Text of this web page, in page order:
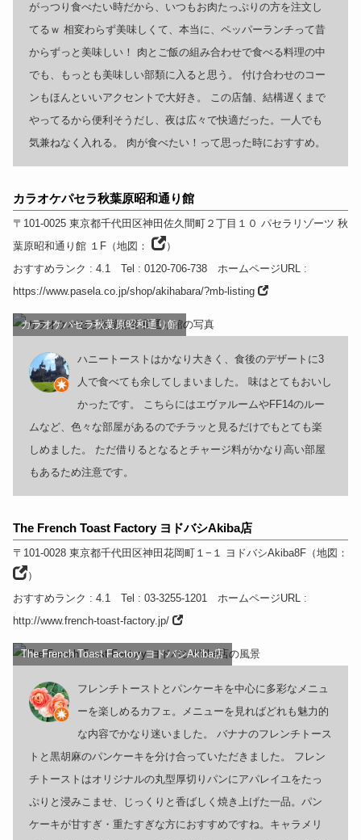
がっつり食べたい時だから、いつもお肉たっぷりの方を注文し
てるｗ 相変わらず美味しくて、本当に、ペッパーランチって昔
からずっと美味しい！ 肉とご飯の組み合わせで食べる料理の中
でも、もっとも美味しい部類に入ると思う。 付け合わせのコー
ンもほんといいアクセントで大好き。 この店舗、結構遅くまで
やってるから便利そうだし、夜は広々で快適だった。一人でも
気兼ねなく入れる。 肉が食べたい！って思った時におすすめ。
カラオケパセラ秋葉原昭和通り館
〒101-0025 東京都千代田区神田佐久間町２丁目１０ パセラリゾーツ 秋
葉原昭和通り館 １F（地図：
）
おすすめランク : 4.1 Tel : 0120-706-738 ホームページURL:
https://www.pasela.co.jp/shop/akihabara/?mb-listing
カラオケパセラ秋葉原昭和通り館
ハニートーストはかなり大きく、食後のデザートに3
人で食べても余してしまいました。 味はとてもおいし
かったです。 こちらにはエヴァルームやFF14のルー
ムなど、色々な部屋があるのでチラッと見るだけでもとても楽
しめました。 ただ借りるとなるとチャージ料がかなり高い部屋
もあるため注意です。
The French Toast Factory ヨドバシAkiba店
〒101-0028 東京都千代田区神田花岡町１−１ ヨドバシAkiba8F（地図：
）
おすすめランク : 4.1 Tel : 03-3255-1201 ホームページURL:
http://www.french-toast-factory.jp/
The French Toast Factory ヨドバシAkiba店
フレンチトーストとパンケーキを中心に多彩なメニュ
ーを楽しめるカフェ。メニューを見ればどれも魅力的
な内容でかなり迷いました。 バナナのフレンチトース
トと黒胡麻のパンケーキを分け合っていただきました。 フレン
チトーストはオリジナルの丸型厚切りパンにアパレイユをたっ
ぷりと浸みこませ、じっくりと香ばしく焼き上げた一品。パン
ケーキが甘すぎ・重たすぎな方におすすめですね。キャラメリ